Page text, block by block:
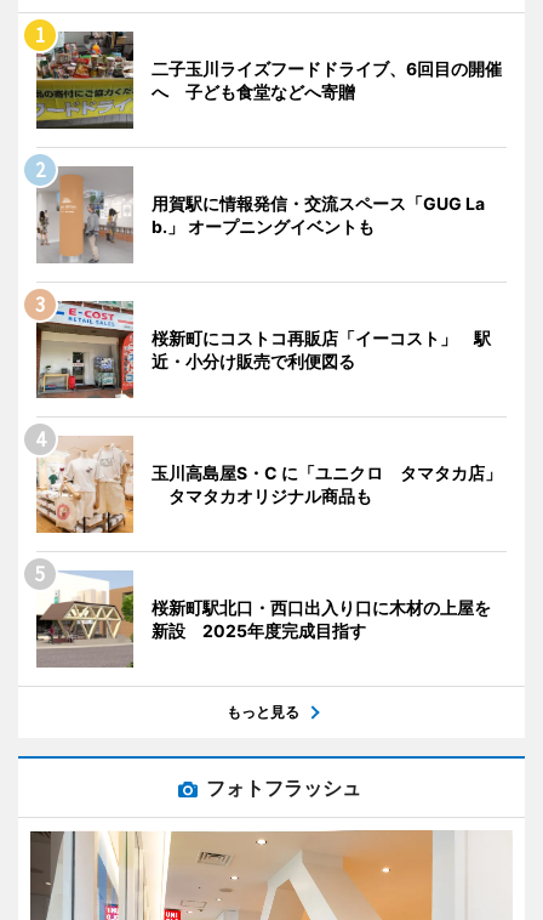
二子玉川ライズフードドライブ、6回目の開催
へ 子ども食堂などへ寄贈
用賀駅に情報発信・交流スペース「GUG La
b.」 オープニングイベントも
桜新町にコストコ再販店「イーコスト」 駅
近・小分け販売で利便図る
玉川高島屋S・C に「ユニクロ タマタカ店」
タマタカオリジナル商品も
桜新町駅北口・西口出入り口に木材の上屋を
新設 2025年度完成目指す
もっと見る
フォトフラッシュ